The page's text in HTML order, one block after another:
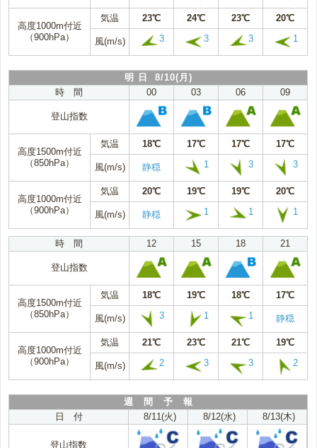
高度1000m付近
（900hPa）
気温 23℃ 24℃ 23℃ 20℃
風(m/s) 3 3 3 1
明 日 8/10(月)
時 間
00 03 06 09
登山指数
高度1500m付近
（850hPa）
気温 18℃ 17℃ 17℃ 17℃
風(m/s) 静穏 1 3 3
高度1000m付近
（900hPa）
気温 20℃ 19℃ 19℃ 20℃
風(m/s) 静穏 1 1 1
時 間 12 15 18 21
登山指数
高度1500m付近
（850hPa）
気温 18℃ 19℃ 18℃ 17℃
風(m/s) 3 1 1 静穏
高度1000m付近
（900hPa）
気温 21℃ 23℃ 21℃ 19℃
風(m/s) 2 3 3 2
週 間 予 報
日 付
8/11(火) 8/12(水) 8/13(木)
登山指数